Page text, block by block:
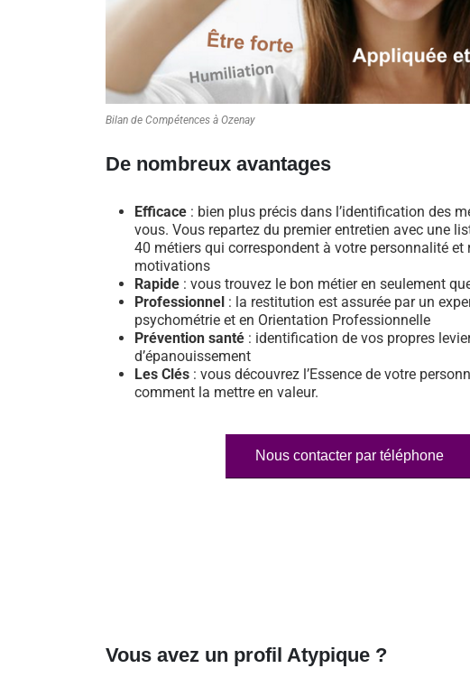
Bilan de Compétences à Ozenay
De nombreux avantages
Efficace : bien plus précis dans l’identification des
vous. Vous repartez du premier entretien avec une
40 métiers qui correspondent à votre personnalité et
motivations
Rapide : vous trouvez le bon métier en seulement
Professionnel : la restitution est assurée par un
psychométrie et en Orientation Professionnelle
Prévention santé : identification de vos propres
d’épanouissement
Les Clés : vous découvrez l’Essence de votre
comment la mettre en valeur.
Nous contacter par téléphone
Vous avez un profil Atypique ?